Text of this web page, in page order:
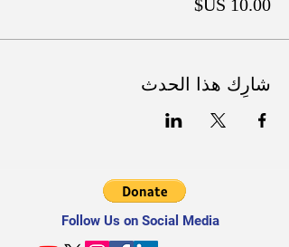
شارِك هذا الحدث
Follow Us on Social Media